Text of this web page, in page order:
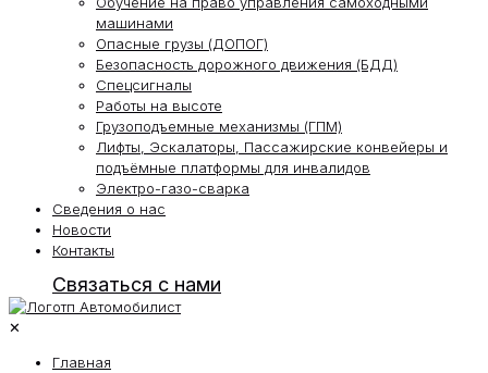
машинами
Опасные грузы (ДОПОГ)
Безопасность дорожного движения (БДД)
Спецсигналы
Работы на высоте
Грузоподъемные механизмы (ГПМ)
Лифты, Эскалаторы, Пассажирские конвейеры и
подъёмные платформы для инвалидов
Электро-газо-сварка
Сведения о нас
Новости
Контакты
Связаться с нами
✕
Главная